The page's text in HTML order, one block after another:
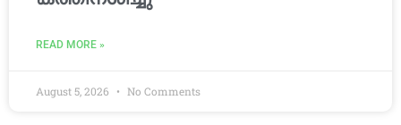
READ MORE »
August 5, 2026 No Comments